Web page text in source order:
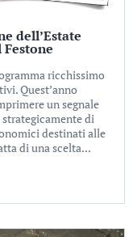
dell’Estate
Festone
ricchissimo
Quest’anno
un segnale
di
destinati alle
di una scelta...